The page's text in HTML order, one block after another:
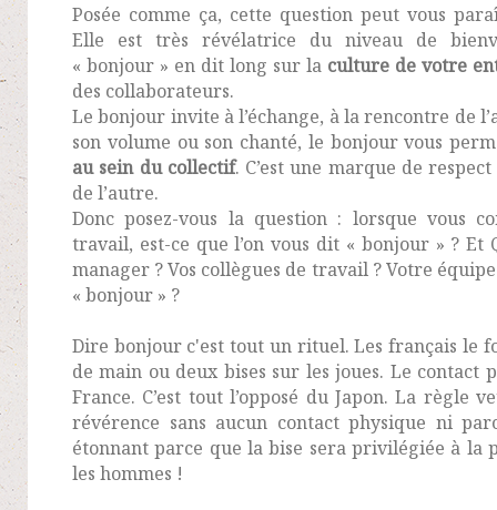
Posée comme ça, cette question peut vous
Elle est très révélatrice du niveau de
« bonjour » en dit long sur la culture de votre
des collaborateurs.
Le bonjour invite à l’échange, à la rencontre de
son volume ou son chanté, le bonjour vous
au sein du collectif. C’est une marque de
de l’autre.
Donc posez-vous la question : lorsque vous
travail, est-ce que l’on vous dit « bonjour » ?
manager ? Vos collègues de travail ? Votre
« bonjour » ?
Dire bonjour c'est tout un rituel. Les français le
de main ou deux bises sur les joues. Le contact
France. C’est tout l’opposé du Japon. La règle
révérence sans aucun contact physique ni
étonnant parce que la bise sera privilégiée à la
les hommes !